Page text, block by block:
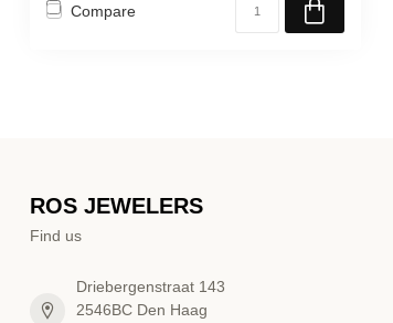
Compare
ROS JEWELERS
Find us
Driebergenstraat 143
2546BC Den Haag